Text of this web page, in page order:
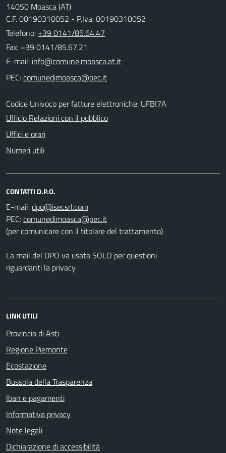
14050 Moasca (AT)
C.F. 00190310052 - P.Iva: 00190310052
Telefono: +39 0141/85.64.47
Fax: +39 0141/85.67.21
E-mail:
PEC:
Codice Univoco per fatture elettroniche: UFBI7A
Ufficio Relazioni con il pubblico
Uffici e orari
Numeri utili
CONTATTI D.P.O.
E-mail:
PEC:
(per comunicare con il titolare del trattamento)
La mail del DPO va usata SOLO per questioni
riguardanti la privacy
LINK UTILI
Provincia di Asti
Regione Piemonte
Ecostazione
Bussola della Trasparenza
Iban e pagamenti
Informativa privacy
Note legali
Dichiarazione di accessibilità